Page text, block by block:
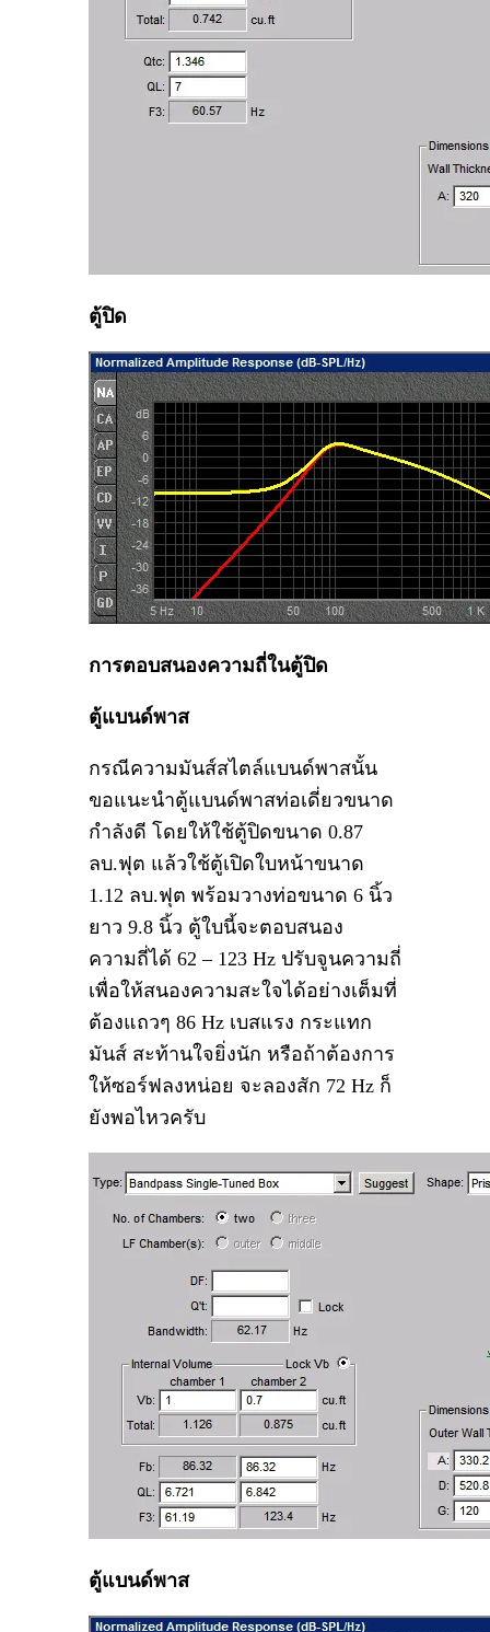
ตู้ปิด
การตอบสนองความถี่ในตู้ปิด
ตู้แบนด์พาส
กรณีความมันส์สไตล์แบนด์พาสนั้น
ขอแนะนำตู้แบนด์พาสท่อเดี่ยวขนาด
กำลังดี โดยให้ใช้ตู้ปิดขนาด 0.87
ลบ.ฟุต แล้วใช้ตู้เปิดใบหน้าขนาด
1.12 ลบ.ฟุต พร้อมวางท่อขนาด 6 นิ้ว
ยาว 9.8 นิ้ว ตู้ใบนี้จะตอบสนอง
ความถี่ได้ 62 – 123 Hz ปรับจูนความถี่
เพื่อให้สนองความสะใจได้อย่างเต็มที่
ต้องแถวๆ 86 Hz เบสแรง กระแทก
มันส์ สะท้านใจยิ่งนัก หรือถ้าต้องการ
ให้ซอร์ฟลงหน่อย จะลองสัก 72 Hz ก็
ยังพอไหวครับ
ตู้แบนด์พาส